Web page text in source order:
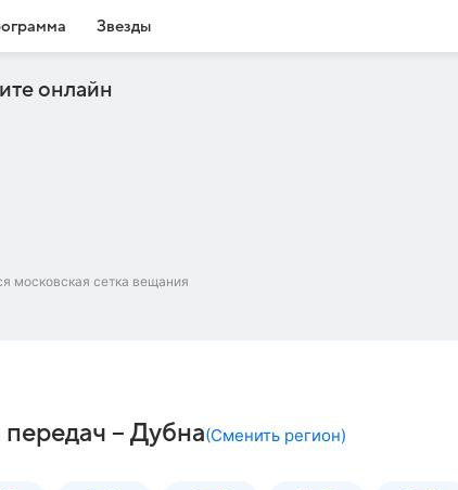
Звезды
онлайн
московская сетка вещания
– Дубна(Сменить регион)